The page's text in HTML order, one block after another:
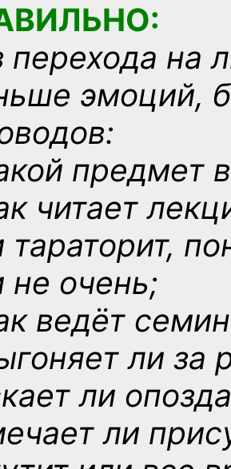
перехода на
эмоций,
предмет
читает
тараторит,
не очень;
ведёт
ли за
ли
ли